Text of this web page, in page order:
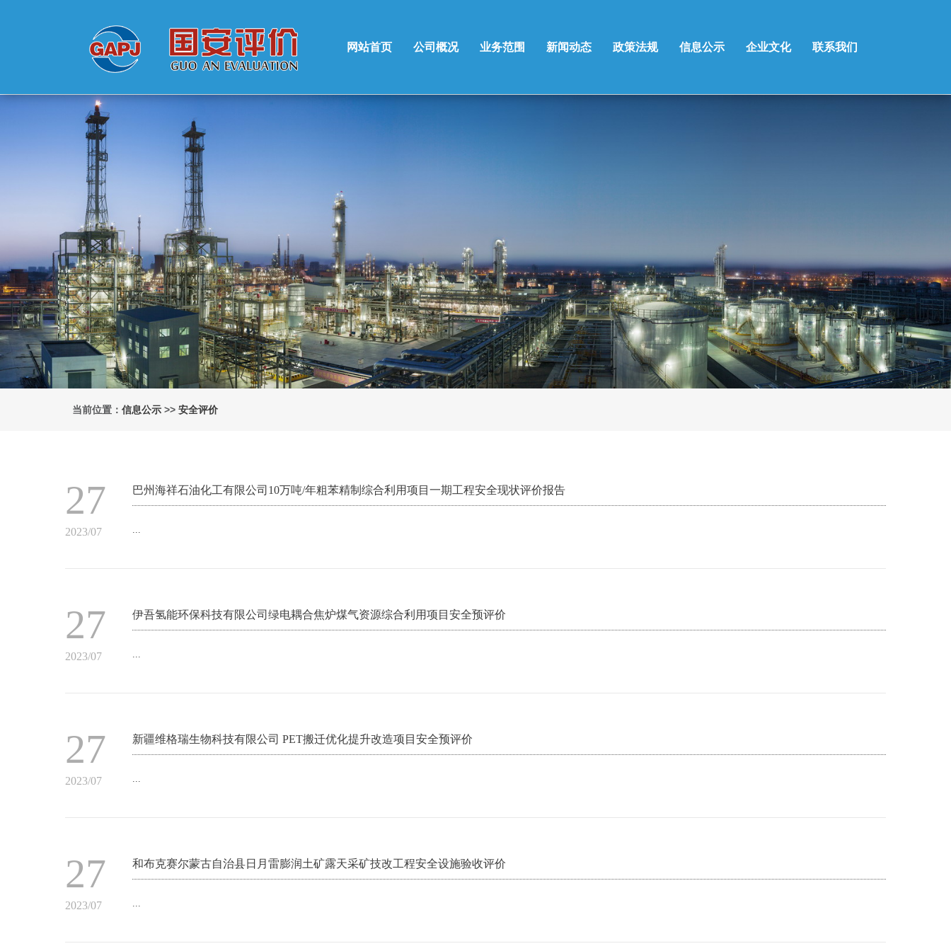
网站首页 公司概况 业务范围 新闻动态 政策法规 信息公示 企业文化 联系我们
当前位置： 信息公示 >> 安全评价
27
2023/07
巴州海祥石油化工有限公司10万吨/年粗苯精制综合利用项目一期工程安全现状评价报告
27
2023/07
伊吾氢能环保科技有限公司绿电耦合焦炉煤气资源综合利用项目安全预评价
27
2023/07
新疆维格瑞生物科技有限公司 PET搬迁优化提升改造项目安全预评价
27
2023/07
和布克赛尔蒙古自治县日月雷膨润土矿露天采矿技改工程安全设施验收评价